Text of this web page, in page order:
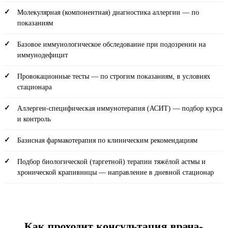
Молекулярная (компонентная) диагностика аллергии — по
показаниям
Базовое иммунологическое обследование при подозрении на
иммунодефицит
Провокационные тесты — по строгим показаниям, в условиях
стационара
Аллерген-специфическая иммунотерапия (АСИТ) — подбор курса
и контроль
Базисная фармакотерапия по клиническим рекомендациям
Подбор биологической (таргетной) терапии тяжёлой астмы и
хронической крапивницы — направление в дневной стационар